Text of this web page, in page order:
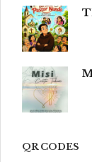
QR CODES